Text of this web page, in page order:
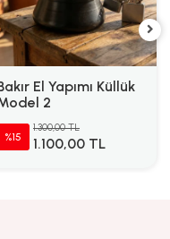
El Yapımı Küllük
2
%15
1.300,00 TL
1.100,00 TL